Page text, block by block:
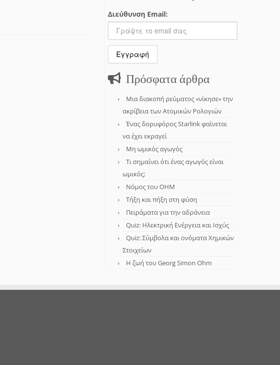
Διεύθυνση Email:
Πρόσφατα άρθρα
Μια διακοπή ρεύματος «νίκησε» την
ακρίβεια των Ατομικών Ρολογιών
Ένας δορυφόρος Starlink φαίνεται
να έχει εκραγεί
Μη ωμικός αγωγός
Τι σημαίνει ότι ένας αγωγός είναι
ωμικός;
Νόμος του OHM
Τήξη και πήξη στη φύση
Πειράματα για την αδράνεια
Quiz: Ηλεκτρική Ενέργεια και Ισχύς
Quiz: Σύμβολα και ονόματα Χημικών
Στοιχείων
Η ζωή του Georg Simon Ohm